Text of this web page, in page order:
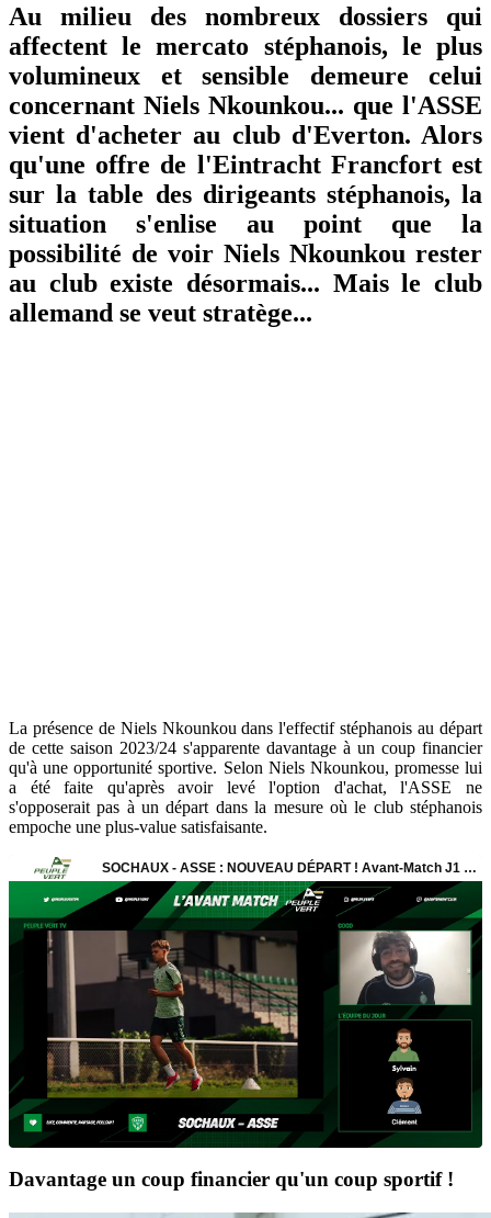
Au milieu des nombreux dossiers qui
affectent le mercato stéphanois, le plus
volumineux et sensible demeure celui
concernant Niels Nkounkou... que l'ASSE
vient d'acheter au club d'Everton. Alors
qu'une offre de l'Eintracht Francfort est
sur la table des dirigeants stéphanois, la
situation s'enlise au point que la
possibilité de voir Niels Nkounkou rester
au club existe désormais... Mais le club
allemand se veut stratège...
La présence de Niels Nkounkou dans l'effectif stéphanois au départ
de cette saison 2023/24 s'apparente davantage à un coup financier
qu'à une opportunité sportive. Selon Niels Nkounkou, promesse lui
a été faite qu'après avoir levé l'option d'achat, l'ASSE ne
s'opposerait pas à un départ dans la mesure où le club stéphanois
empoche une plus-value satisfaisante.
Davantage un coup financier qu'un coup sportif !